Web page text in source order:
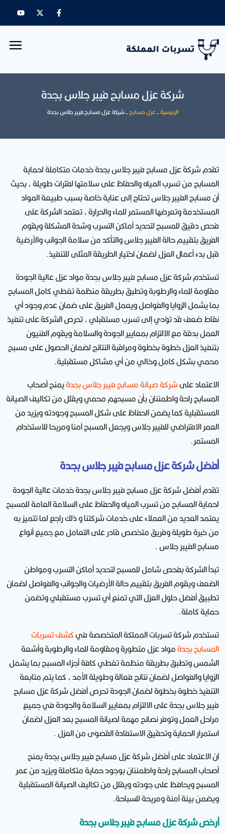
شركة عزل مسابح فيبر جلاس بجدة
الرئيسية-عزل مسابح-شركة عزل مسابح فيبر جلاس بجدة
تقدم شركة عزل مسابح فيبر جلاس بجدة خدمات متكاملة لحماية
المسابح من تسرب المياه والحفاظ على سلامتها لفترات طويلة ، بحيث
أن مسابح الفيبر جلاس تحتاج إلى عناية خاصة بسبب طبيعة المواد
المستخدمة وتعرضها المستمر للماء والحرارة ، تعتمد الشركة على
فحص دقيق للمسبح لتحديد أماكن التسرب وشدة المشكلة ويقوم
الفريق بتقييم حالة الفيبر جلاس والتأكد من سلامة الجوانب والأرضية
قبل بدء أعمال العزل لضمان اختيار الطريقة المثلى للتنفيذ.
تستخدم شركة عزل مسابح فيبر جلاس بجدة مواد عزل عالية الجودة
مقاومة للماء والرطوبة وتطبق بطريقة منظمة تغطي كامل المسابح
بما يشمل الزوايا والفواصل ويعمل الفريق على ضمان عدم وجود أي
نقاط ضعف قد تؤدي إلى تسرب مستقبلي ، تحرص الشركة على تنفيذ
العمل بدقة مع الالتزام بمعايير الجودة والسلامة ويقوم الفنيون
بتنفيذ العزل خطوة بخطوة ومراقبة النتائج لضمان الحصول على مسبح
محمي بشكل كامل وخالي من أي مشاكل مستقبلية.
الاعتماد علىشركة صيانة مسابح فيبر جلاس بجدةيمنح أصحاب
المسابح راحة واطمئنان بأن مسبحهم محمي ويقلل من تكاليف الصيانة
المستقبلية كما يضمن الحفاظ على شكل المسبح وجودته ويزيد من
العمر الافتراضي للفيبر جلاس ويجعل المسبح آمنا ومريحا للاستخدام
المستمر.
أفضل شركة عزل مسابح فيبر جلاس بجدة
تقدم أفضل شركة عزل مسابح فيبر جلاس بجدة خدمات عالية الجودة
لحماية المسابح من تسرب المياه والحفاظ على السلامة العامة للمسبح
يعتمد العديد من العملاء على خدمات شركتنا و ذلك راجع لما تتميز به
من خبرة طويلة وفريق متخصص قادر على التعامل مع جميع أنواع
مسابح الفيبر جلاس .
تبدأ الشركة بفحص شامل للمسبح لتحديد أماكن التسرب ومواطن
الضعف ويقوم الفريق بتقييم حالة الأرضيات والجوانب والفواصل لضمان
تطبيق أفضل حلول العزل التي تمنع أي تسرب مستقبلي وتضمن
حماية كاملة.
تستخدم شركة تسربات المملكة المتخصصة فيكشف تسربات
المسابح بجدةمواد عزل متطورة ومقاومة للماء والرطوبة وأشعة
الشمس وتطبق بطريقة منظمة تغطي كافة أجزاء المسبح بما يشمل
الزوايا والفواصل لضمان نتائج فعالة وطويلة الأمد ، كما يتم متابعة
التنفيذ خطوة بخطوة لضمان الجودة تحرص أفضل شركة عزل مسابح
فيبر جلاس بجدة على الالتزام بمعايير السلامة والجودة في جميع
مراحل العمل وتوفر نصائح مهمة لصيانة المسبح بعد العزل لضمان
استمرار الحماية وتحقيق الاستفادة القصوى من العزل .
ان الاعتماد على أفضل شركة عزل مسابح فيبر جلاس بجدة يمنح
أصحاب المسابح راحة واطمئنان بوجود حماية متكاملة ويزيد من عمر
المسبح ويحافظ على جودته ويقلل من تكاليف الصيانة المستقبلية
ويضمن بيئة آمنة ومريحة للسباحة.
أرخص شركة عزل مسابح فيبر جلاس بجدة